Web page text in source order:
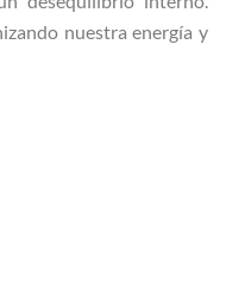
nuestra energía y